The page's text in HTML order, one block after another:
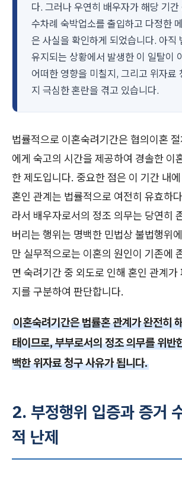
다. 그러나 우연히 배우자가 해당 기
수차례 숙박업소를 출입하고 다정한
은 사실을 확인하게 되었습니다. 아직
유지되는 상황에서 발생한 이 일탈이
어떠한 영향을 미칠지, 그리고 위자료
지 극심한 혼란을 겪고 있습니다.
법률적으로 이혼숙려기간은 협의이혼
에게 숙고의 시간을 제공하여 경솔한 이
한 제도입니다. 중요한 점은 이 기간 내
혼인 관계는 법률적으로 여전히 유효하
라서 배우자로서의 정조 의무는 당연히
버리는 행위는 명백한 민법상 불법행위
만 실무적으로는 이혼의 원인이 기존에
면 숙려기간 중 외도로 인해 혼인 관계가
지를 구분하여 판단합니다.
이혼숙려기간은 법률혼 관계가 완전히
태이므로, 부부로서의 정조 의무를 위반
백한 위자료 청구 사유가 됩니다.
2. 부정행위 입증과 증거
적 난제